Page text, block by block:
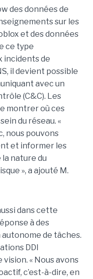
des données de
sur les
et des données
ce type
incidents de
il devient possible
avec un
(C&C). Les
montrer où ces
du réseau. «
nous pouvons
et informer les
nature du
», a ajouté M.
dans cette
à des
de tâches.
DDI
« Nous avons
c’est-à-dire, en